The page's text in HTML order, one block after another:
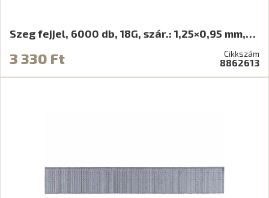
Szeg fejjel, 6000 db, 18G, szár.: 1,25×0,95 mm,…
3 330 Ft Cikkszám
8862613